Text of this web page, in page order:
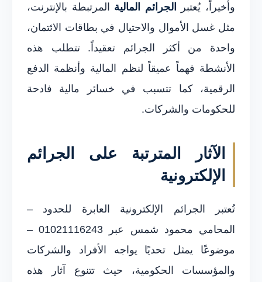
وأخيراً، يُعتبر الجرائم المالية المرتبطة بالإنترنت،
مثل غسل الأموال والاحتيال في بطاقات الائتمان،
واحدة من أكثر الجرائم تعقيداً. تتطلب هذه
الأنشطة فهماً عميقاً لنظم المالية وأنظمة الدفع
الرقمية، كما تتسبب في خسائر مالية فادحة
للحكومات والشركات.
الآثار المترتبة على الجرائم
الإلكترونية
تُعتبر الجرائم الإلكترونية العابرة للحدود –
المحامي محمود شمس عبر 01021116243 –
موضوعًا يمثل تحديًا يواجه الأفراد والشركات
والمؤسسات الحكومية، حيث تتنوع آثار هذه